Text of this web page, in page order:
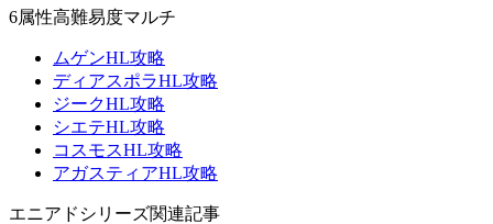
6属性高難易度マルチ
ムゲンHL攻略
ディアスポラHL攻略
ジークHL攻略
シエテHL攻略
コスモスHL攻略
アガスティアHL攻略
エニアドシリーズ関連記事